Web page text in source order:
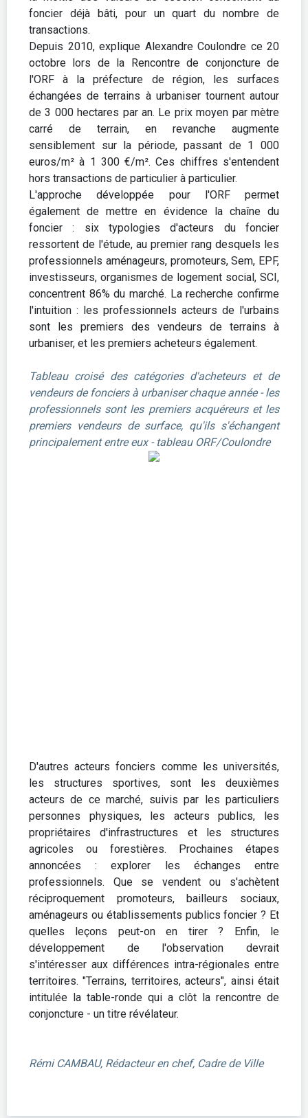
foncier déjà bâti, pour un quart du nombre de
transactions.
Depuis 2010, explique Alexandre Coulondre ce 20
octobre lors de la Rencontre de conjoncture de
l'ORF à la préfecture de région, les surfaces
échangées de terrains à urbaniser tournent autour
de 3 000 hectares par an. Le prix moyen par mètre
carré de terrain, en revanche augmente
sensiblement sur la période, passant de 1 000
euros/m² à 1 300 €/m². Ces chiffres s'entendent
hors transactions de particulier à particulier.
L'approche développée pour l'ORF permet
également de mettre en évidence la chaîne du
foncier : six typologies d'acteurs du foncier
ressortent de l'étude, au premier rang desquels les
professionnels aménageurs, promoteurs, Sem, EPF,
investisseurs, organismes de logement social, SCI,
concentrent 86% du marché. La recherche confirme
l'intuition : les professionnels acteurs de l'urbains
sont les premiers des vendeurs de terrains à
urbaniser, et les premiers acheteurs également.
Tableau croisé des catégories d'acheteurs et de
vendeurs de fonciers à urbaniser chaque année - les
professionnels sont les premiers acquéreurs et les
premiers vendeurs de surface, qu'ils s'échangent
principalement entre eux - tableau ORF/Coulondre
D'autres acteurs fonciers comme les universités,
les structures sportives, sont les deuxièmes
acteurs de ce marché, suivis par les particuliers
personnes physiques, les acteurs publics, les
propriétaires d'infrastructures et les structures
agricoles ou forestières. Prochaines étapes
annoncées : explorer les échanges entre
professionnels. Que se vendent ou s'achètent
réciproquement promoteurs, bailleurs sociaux,
aménageurs ou établissements publics foncier ? Et
quelles leçons peut-on en tirer ? Enfin, le
développement de l'observation devrait
s'intéresser aux différences intra-régionales entre
territoires. "Terrains, territoires, acteurs", ainsi était
intitulée la table-ronde qui a clôt la rencontre de
conjoncture - un titre révélateur.
Rémi CAMBAU, Rédacteur en chef, Cadre de Ville